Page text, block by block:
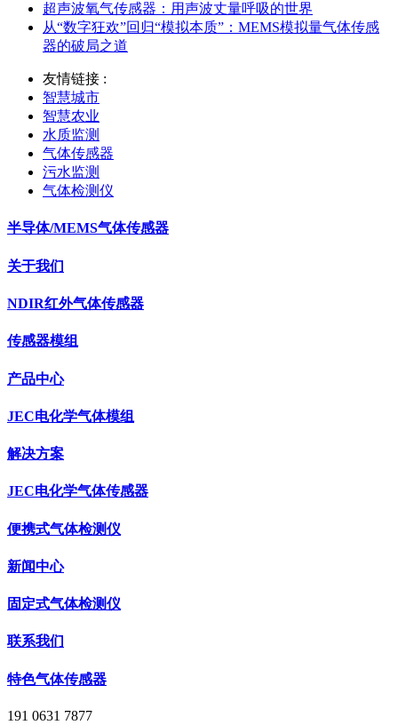
超声波氧气传感器：用声波丈量呼吸的世界
从“数字狂欢”回归“模拟本质”：MEMS模拟量气体传感
器的破局之道
友情链接 :
智慧城市
智慧农业
水质监测
气体传感器
污水监测
气体检测仪
半导体/MEMS气体传感器
关于我们
NDIR红外气体传感器
传感器模组
产品中心
JEC电化学气体模组
解决方案
JEC电化学气体传感器
便携式气体检测仪
新闻中心
固定式气体检测仪
联系我们
特色气体传感器
191 0631 7877